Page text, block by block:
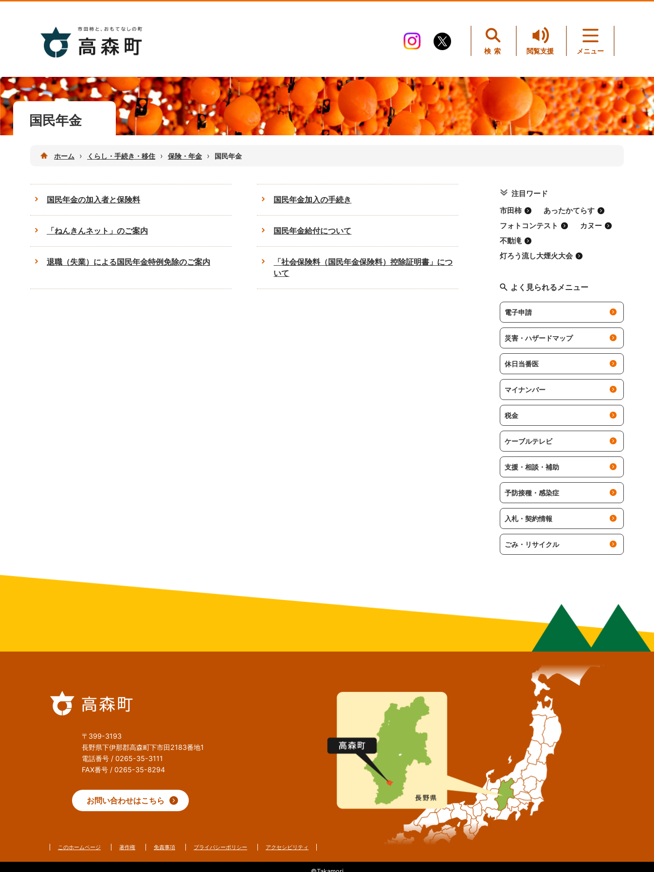
検索 閲覧支援 メニュー
国民年金
ホーム › くらし・手続き・移住 › 保険・年金 › 国民年金
国民年金の加入者と保険料 国民年金加入の手続き
「ねんきんネット」のご案内 国民年金給付について
退職（失業）による国民年金特例免除のご案内
「社会保険料（国民年金保険料）控除証明書」につ
いて
注目ワード
市田柿
あったかてらす
フォトコンテスト
カヌー
不動滝
灯ろう流し大煙火大会
よく見られるメニュー
電子申請
災害・ハザードマップ
休日当番医
マイナンバー
税金
ケーブルテレビ
支援・相談・補助
予防接種・感染症
入札・契約情報
ごみ・リサイクル
〒399-3193
長野県下伊那郡高森町下市田2183番地1
電話番号 / 0265-35-3111
FAX番号 / 0265-35-8294
お問い合わせはこちら
このホームページ 著作権 免責事項 プライバシーポリシー アクセシビリティ